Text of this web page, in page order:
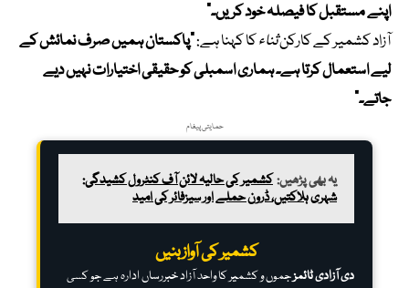
اپنے مستقبل کا فیصلہ خود کریں۔”
آزاد کشمیر کے کارکنثناءکا کہنا ہے:“پاکستان ہمیں صرف نمائش کے
لیے استعمال کرتا ہے۔ ہماری اسمبلی کو حقیقی اختیارات نہیں دیے
جاتے۔”
حمایتی پیغام
یہ بھی پڑھیں:کشمیر کی حالیہ لائن آف کنٹرول کشیدگی:
شہری ہلاکتیں، ڈرون حملے اور سیزفائر کی امید
کشمیر کی آواز بنیں
دی آزادی ٹائمزجموں و کشمیر کا واحد آزاد خبررساں ادارہ ہے جو کسی